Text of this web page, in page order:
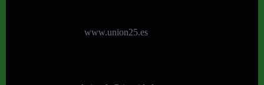
www.union25.es